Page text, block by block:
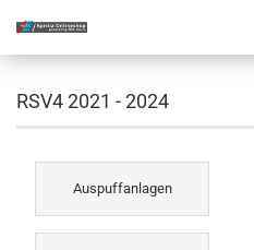
RSV4 2021 - 2024
Auspuffanlagen